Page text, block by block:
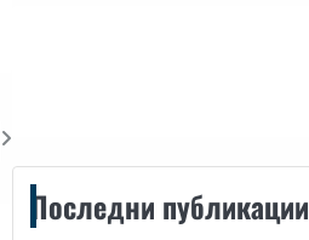
Последни публикации